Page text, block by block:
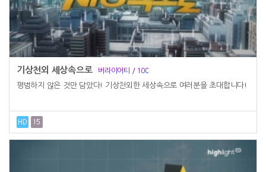
기상천외 세상속으로 버라이어티 / 100
평범하지 않은 것만 담았다! 기상천외한 세상속으로 여러분을 초대합니다!